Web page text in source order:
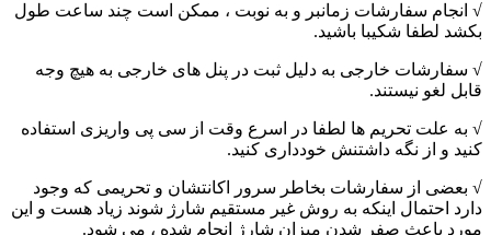
√ انجام سفارشات زمانبر و به نوبت ، ممکن است چند ساعت طول
بکشد لطفا شکیبا باشید.
√ سفارشات خارجی به دلیل ثبت در پنل های خارجی به هیچ وجه
قابل لغو نیستند.
√ به علت تحریم ها لطفا در اسرع وقت از سی پی واریزی استفاده
کنید و از نگه داشتنش خودداری کنید.
√ بعضی از سفارشات بخاطر سرور اکانتشان و تحریمی که وجود
دارد احتمال اینکه به روش غیر مستقیم شارژ شوند زیاد هست و این
مورد باعث صفر شدن میزان شارژ انجام شده ، می شود.